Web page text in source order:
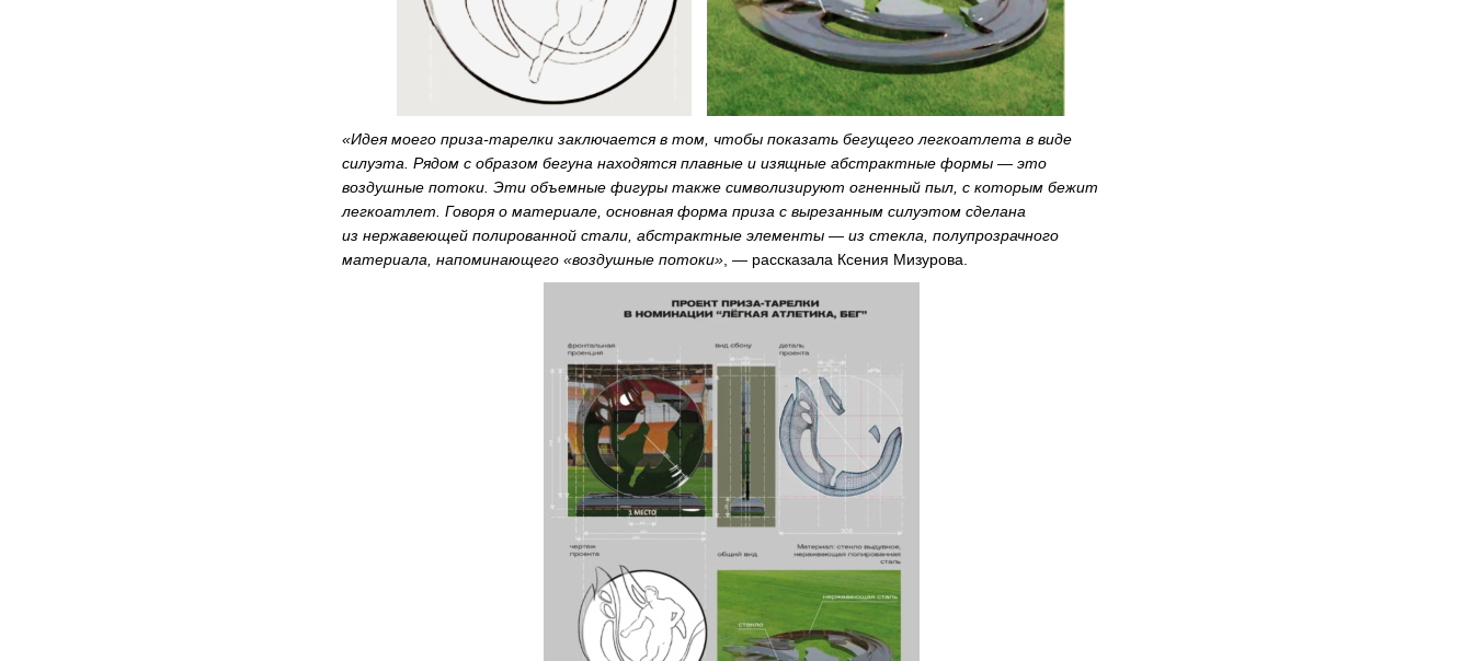
«Идея моего приза-тарелки заключается в том, чтобы показать бегущего легкоатлета в виде
силуэта. Рядом с образом бегуна находятся плавные и изящные абстрактные формы — это
воздушные потоки. Эти объемные фигуры также символизируют огненный пыл, с которым бежит
легкоатлет. Говоря о материале, основная форма приза с вырезанным силуэтом сделана
из нержавеющей полированной стали, абстрактные элементы — из стекла, полупрозрачного
материала, напоминающего «воздушные потоки» , — рассказала Ксения Мизурова.